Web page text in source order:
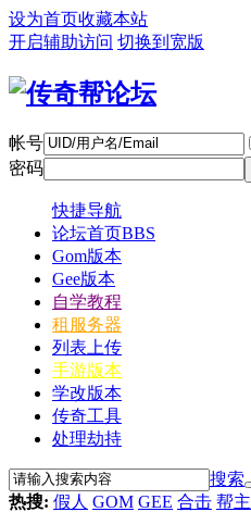
设为首页收藏本站
开启辅助访问 切换到宽版
帐号
密码
快捷导航
论坛首页BBS
Gom版本
Gee版本
自学教程
租服务器
列表上传
手游版本
学改版本
传奇工具
处理劫持
搜索
热搜: 假人 GOM GEE 合击 帮主